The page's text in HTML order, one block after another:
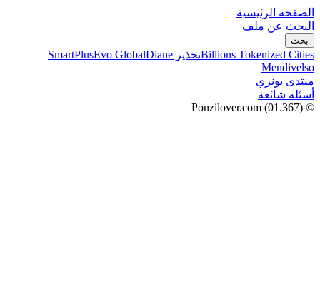
الصفحة الرئيسية
البحث عن ملف
بحث
Billions Tokenized Citiesتحذير SmartPlus Evo GlobalDiane
Mendivelso
منتدى بونزي
أسئلة شائعة
© Ponzilover.com
(01.367)